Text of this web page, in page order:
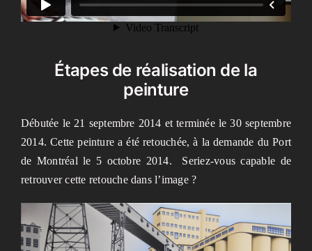
Étapes de réalisation de la
peinture
Débutée le 21 septembre 2014 et terminée le 30 septembre
2014. Cette peinture a été retouchée, à la demande du Port
de Montréal le 5 octobre 2014. Seriez-vous capable de
retrouver cette retouche dans l’image ?